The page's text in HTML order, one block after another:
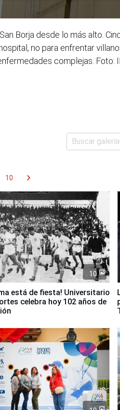
Borja desde lo más alto.
no para enfrentar
complejas. Foto:
10 chevron_right
10
está de fiesta! Universitario
celebra hoy 102 años de